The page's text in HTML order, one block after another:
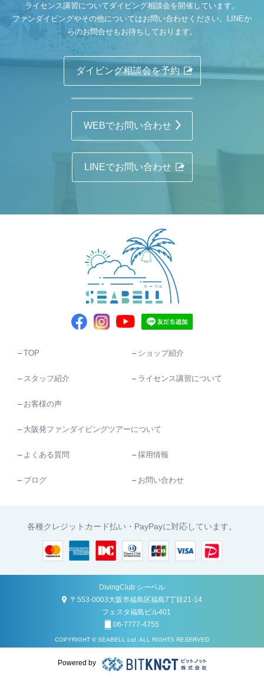
ライセンス講習についてダイビング相談会を開催しています。
ファンダイビングやその他についてはお問い合わせください。LINEか
らのお問合せもお待ちしております。
ダイビング相談会を予約
WEBでお問い合わせ
LINEでお問い合わせ
TOP ショップ紹介
スタッフ紹介 ライセンス講習について
お客様の声
大阪発ファンダイビングツアーについて
よくある質問 採用情報
ブログ お問い合わせ
各種クレジットカード払い・PayPayに対応しています。
DivingClub シーベル
〒553-0003大阪市福島区福島7丁目21-14
フェスタ福島ビル401
06-7777-4755
COPYRIGHT © SEABELL Ltd. ALL RIGHTS RESERVED
Powered by